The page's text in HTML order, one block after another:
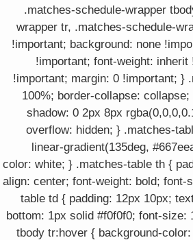
.matches-schedule-wrapper
wrapper tr, .matches-schedule-
!important; background: none
!important; font-weight:
!important; margin: 0 !important; }
100%; border-collapse:
shadow: 0 2px 8px
overflow: hidden; } .matches-
linear-gradient(135deg,
color: white; } .matches-table th {
align: center; font-weight: bold; font-
table td { padding: 12px 10px;
bottom: 1px solid #f0f0f0; font-size:
tbody tr:hover { background-